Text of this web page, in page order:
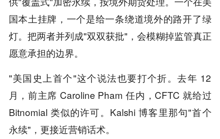
国本土挂牌，一个是给一条绕道境外的路开了绿
灯。把两者并列成"双双获批"，会模糊掉监管真正
愿意承担的边界。
"美国史上首个"这个说法也要打个折。去年 12
月，前主席 Caroline Pham 任内，CFTC 就给过
Bitnomial 类似的许可。Kalshi 博客里那句"首个
永续"，更接近营销话术。